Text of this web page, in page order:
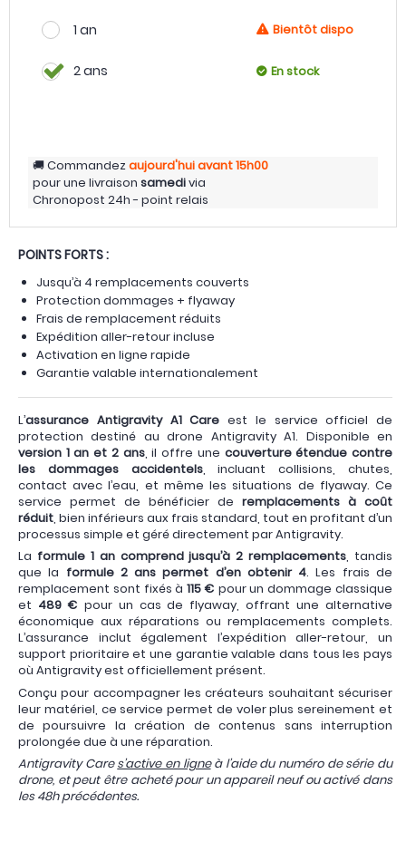
1 an Bientôt dispo
2 ans En stock
Commandezaujourd'huiavant 15h00
pour une livraison samedivia
Chronopost 24h - point relais
POINTS FORTS :
Jusqu’à 4 remplacements couverts
Protection dommages + flyaway
Frais de remplacement réduits
Expédition aller-retour incluse
Activation en ligne rapide
Garantie valable internationalement
L’assurance Antigravity A1 Care est le service officiel de
protection destiné au drone Antigravity A1. Disponible en
version 1 an et 2 ans, il offre une couverture étendue contre
les dommages accidentels, incluant collisions, chutes,
contact avec l’eau, et même les situations de flyaway. Ce
service permet de bénéficier de remplacements à coût
réduit, bien inférieurs aux frais standard, tout en profitant d’un
processus simple et géré directement par Antigravity.
La formule 1 an comprend jusqu’à 2 remplacements, tandis
que la formule 2 ans permet d’en obtenir 4. Les frais de
remplacement sont fixés à115 € pour un dommage classique
et 489 € pour un cas de flyaway, offrant une alternative
économique aux réparations ou remplacements complets.
L’assurance inclut également l’expédition aller-retour, un
support prioritaire et une garantie valable dans tous les pays
où Antigravity est officiellement présent.
Conçu pour accompagner les créateurs souhaitant sécuriser
leur matériel, ce service permet de voler plus sereinement et
de poursuivre la création de contenus sans interruption
prolongée due à une réparation.
Antigravity Cares’active en ligneà l’aide du numéro de série du
drone, et peut être acheté pour un appareil neuf ou activé dans
les 48h précédentes.